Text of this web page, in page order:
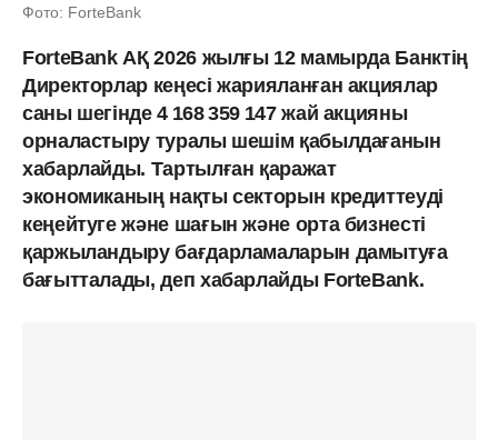
Фото: ForteBank
ForteBank АҚ 2026 жылғы 12 мамырда Банктің
Директорлар кеңесі жарияланған акциялар
саны шегінде 4 168 359 147 жай акцияны
орналастыру туралы шешім қабылдағанын
хабарлайды. Тартылған қаражат
экономиканың нақты секторын кредиттеуді
кеңейтуге және шағын және орта бизнесті
қаржыландыру бағдарламаларын дамытуға
бағытталады, деп хабарлайды ForteBank.